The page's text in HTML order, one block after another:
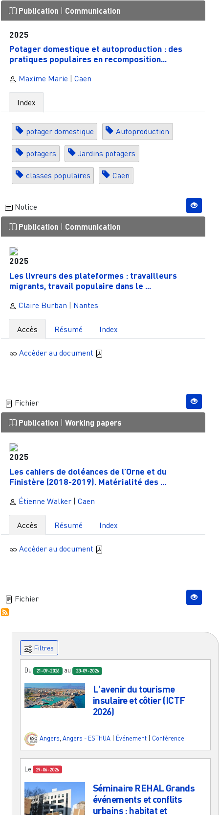
Publication | Communication
2025
Potager domestique et autoproduction : des
pratiques populaires en recomposition...
Maxime Marie Caen
Index
potager domestique Autoproduction
potagers Jardins potagers
classes populaires Caen
Notice
Publication Communication
2025
Les livreurs des plateformes : travailleurs
migrants, travail populaire dans le ...
Claire Burban | Nantes
Accès Résumé Index
Accèder au document
Fichier
Publication Working papers
2025
Les cahiers de doléances de l’Orne et du
Finistère (2018-2019). Matérialité des ...
Étienne Walker| Caen
Accès Résumé Index
Accèder au document
Fichier
Filtres
Du 21-09-2026 au 23-09-2026
L'avenir du tourisme
insulaire et côtier (ICTF
2026)
Angers Angers - ESTHUA Événement Conférence
Le 29-06-2026
Séminaire REHAL Grands
événements et conflits
urbains : habitat et